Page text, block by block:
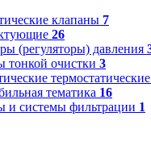
клапаны 7
26
(регуляторы) давления
тонкой очистки 3
тематика 16
и системы фильтрации 1